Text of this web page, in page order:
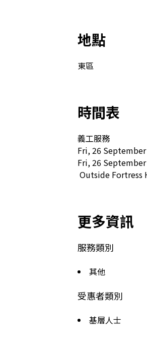
地點
東區
時間表
義工服務
Fri, 26
Fri, 26
Outside Fortress
更多資訊
服務類別
其他
受惠者類別
基層人士